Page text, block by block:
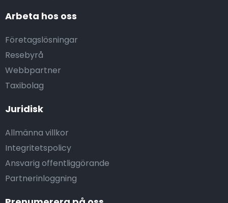
Arbeta hos oss
Företagslösningar
Resebyrå
Webbpartner
Taxibolag
Juridisk
Allmänna villkor
Integritetspolicy
Ansvarig offentliggörande
Partnerinloggning